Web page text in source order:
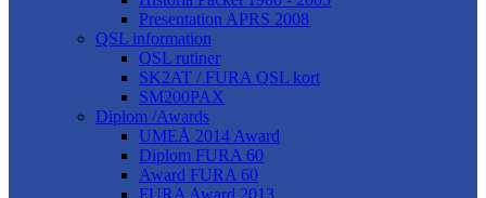
Presentation APRS 2008
QSL information
QSL rutiner
SK2AT / FURA QSL kort
SM200PAX
Diplom /Awards
UMEÅ 2014 Award
Diplom FURA 60
Award FURA 60
FURA Award 2013